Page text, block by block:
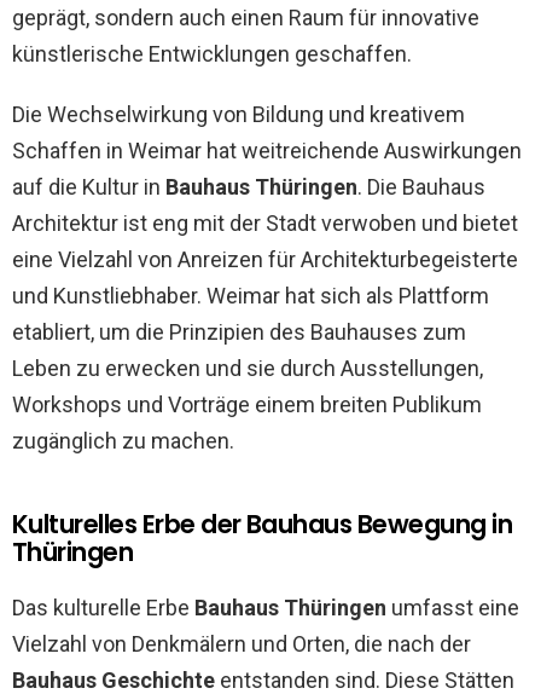
geprägt, sondern auch einen Raum für innovative
künstlerische Entwicklungen geschaffen.
Die Wechselwirkung von Bildung und kreativem
Schaffen in Weimar hat weitreichende Auswirkungen
auf die Kultur in Bauhaus Thüringen. Die Bauhaus
Architektur ist eng mit der Stadt verwoben und bietet
eine Vielzahl von Anreizen für Architekturbegeisterte
und Kunstliebhaber. Weimar hat sich als Plattform
etabliert, um die Prinzipien des Bauhauses zum
Leben zu erwecken und sie durch Ausstellungen,
Workshops und Vorträge einem breiten Publikum
zugänglich zu machen.
Kulturelles Erbe der Bauhaus Bewegung in
Thüringen
Das kulturelle Erbe Bauhaus Thüringen umfasst eine
Vielzahl von Denkmälern und Orten, die nach der
Bauhaus Geschichte entstanden sind. Diese Stätten